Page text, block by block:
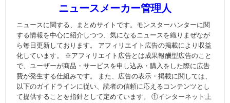
ニュースメーカー管理人
ニュースに関する、まとめサイトです。モンスターハンターに関
する情報を中心に紹介しつつ、気になるニュースを織りまぜなが
ら毎日更新しております。 アフィリエイト広告の掲載により収益
化しています。 ※アフィリエイト広告とは成果報酬型広告のこと
で、ユーザーが商品・サービスを申し込み・購入をした際に広告
費が発生する仕組みです。 また、広告の表示・掲載に関しては、
以下のガイドラインに従い、読者の信頼に応えるコンテンツとし
て提供することを指針として定めています。 ①インターネット上